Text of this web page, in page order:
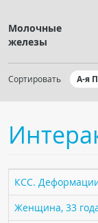
Журнал
ПАЦИЕНТАМ
Где
Молочные
железы
Сортировать А-я
КСС.
Женщина, 33